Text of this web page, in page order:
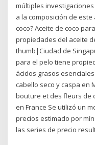
múltiples
a la composición de
coco? Aceite de coco
propiedades del aceite
thumb|Ciudad de
para el pelo tiene
ácidos grasos
cabello seco y caspa en
bouture et des fleurs de
en France Se utilizó un
precios estimado por
las series de precio